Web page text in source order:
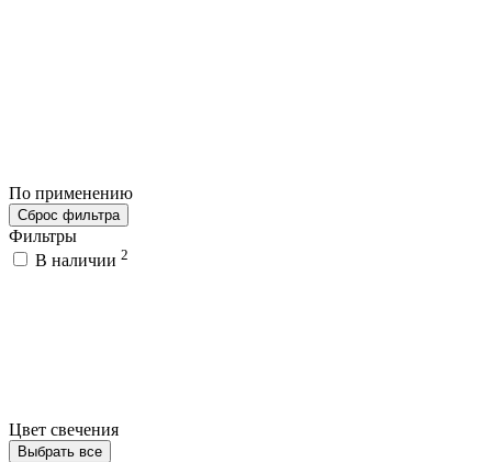
По применению
Сброс фильтра
Фильтры
В наличии 2
Цвет свечения
Выбрать все